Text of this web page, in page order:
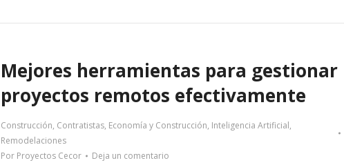
Mejores herramientas para gestionar
proyectos remotos efectivamente
Construcción, Contratistas, Economía y Construcción, Inteligencia Artificial,
Remodelaciones
Por Proyectos Cecor Deja un comentario